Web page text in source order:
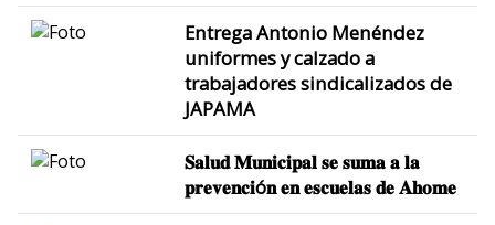
Entrega Antonio Menéndez
uniformes y calzado a
trabajadores sindicalizados de
JAPAMA
𝐒𝐚𝐥𝐮𝐝 𝐌𝐮𝐧𝐢𝐜𝐢𝐩𝐚𝐥 𝐬𝐞 𝐬𝐮𝐦𝐚 𝐚 𝐥𝐚
𝐩𝐫𝐞𝐯𝐞𝐧𝐜𝐢ó𝐧 𝐞𝐧 𝐞𝐬𝐜𝐮𝐞𝐥𝐚𝐬 𝐝𝐞 𝐀𝐡𝐨𝐦𝐞